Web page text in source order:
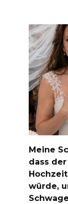
Meine
dass
würde,